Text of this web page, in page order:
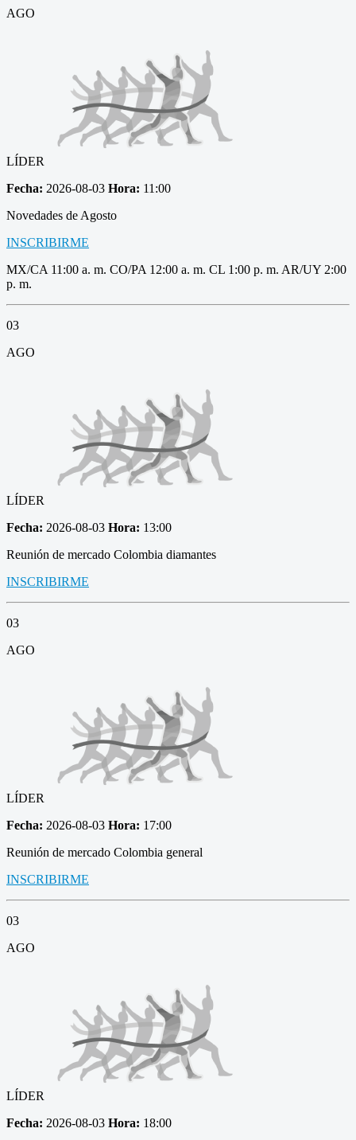
AGO
LÍDER
Fecha: 2026-08-03 Hora: 11:00
Novedades de Agosto
INSCRIBIRME
MX/CA 11:00 a. m. CO/PA 12:00 a. m. CL 1:00 p. m. AR/UY 2:00
p. m.
03
AGO
LÍDER
Fecha: 2026-08-03 Hora: 13:00
Reunión de mercado Colombia diamantes
INSCRIBIRME
03
AGO
LÍDER
Fecha: 2026-08-03 Hora: 17:00
Reunión de mercado Colombia general
INSCRIBIRME
03
AGO
LÍDER
Fecha: 2026-08-03 Hora: 18:00